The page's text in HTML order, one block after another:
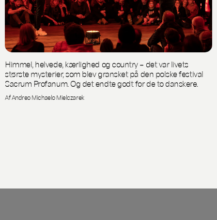
Himmel, helvede, kærlighed og country – det var livets
største mysterier, som blev gransket på den polske festival
Sacrum Profanum. Og det endte godt for de to danskere.
Af Andreo Michaelo Mielczarek